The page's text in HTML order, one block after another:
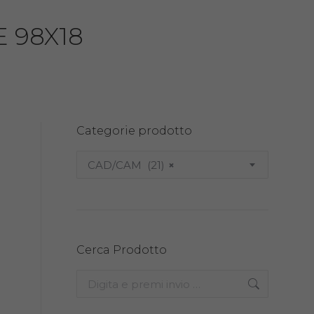
98X18
Categorie prodotto
×
CAD/CAM (21)
Cerca Prodotto